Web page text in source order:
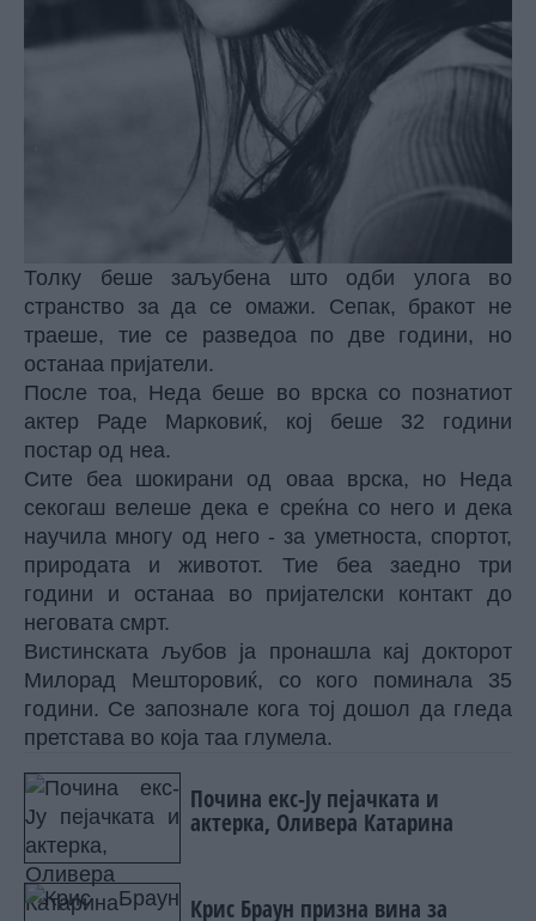
Толку беше заљубена што одби улога во
странство за да се омажи. Сепак, бракот не
траеше, тие се разведоа по две години, но
останаа пријатели.
После тоа, Неда беше во врска со познатиот
актер Раде Марковиќ, кој беше 32 години
постар од неа.
Сите беа шокирани од оваа врска, но Неда
секогаш велеше дека е среќна со него и дека
научила многу од него - за уметноста, спортот,
природата и животот. Тие беа заедно три
години и останаа во пријателски контакт до
неговата смрт.
Вистинската љубов ја пронашла кај докторот
Милорад Мешторовиќ, со кого поминала 35
години. Се запознале кога тој дошол да гледа
претстава во која таа глумела.
Почина екс-Ју пејачката и
актерка, Оливера Катарина
Крис Браун призна вина за